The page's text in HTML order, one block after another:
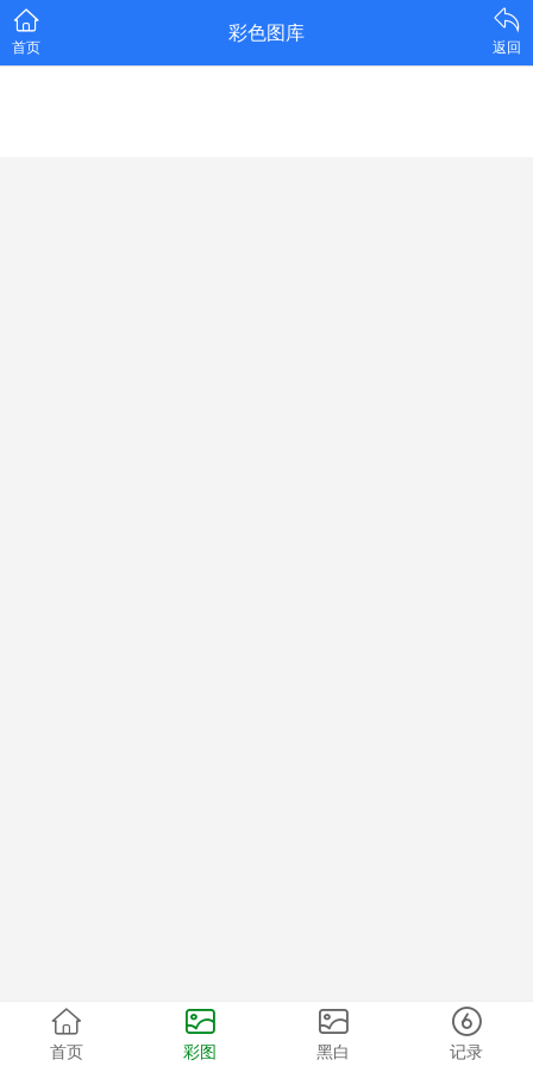
首页
彩色图库
返回
首页 彩图 黑白 记录